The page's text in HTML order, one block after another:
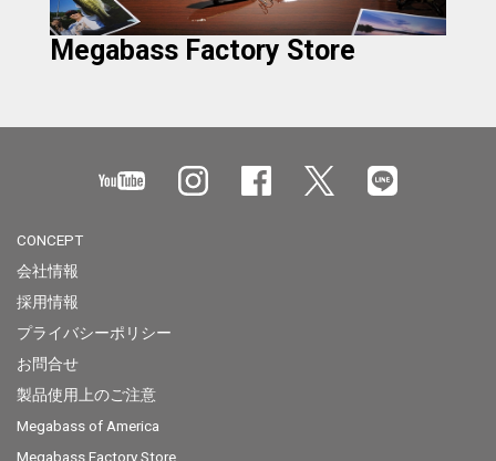
Megabass Factory Store
CONCEPT
会社情報
採用情報
プライバシーポリシー
お問合せ
製品使用上のご注意
Megabass of America
Megabass Factory Store